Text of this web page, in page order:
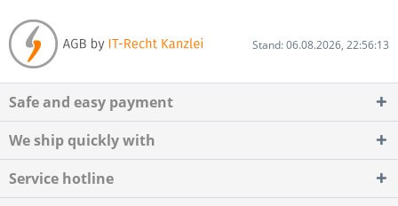
Stand: 06.08.2026, 22:56:13
Safe and easy payment
We ship quickly with
Service hotline